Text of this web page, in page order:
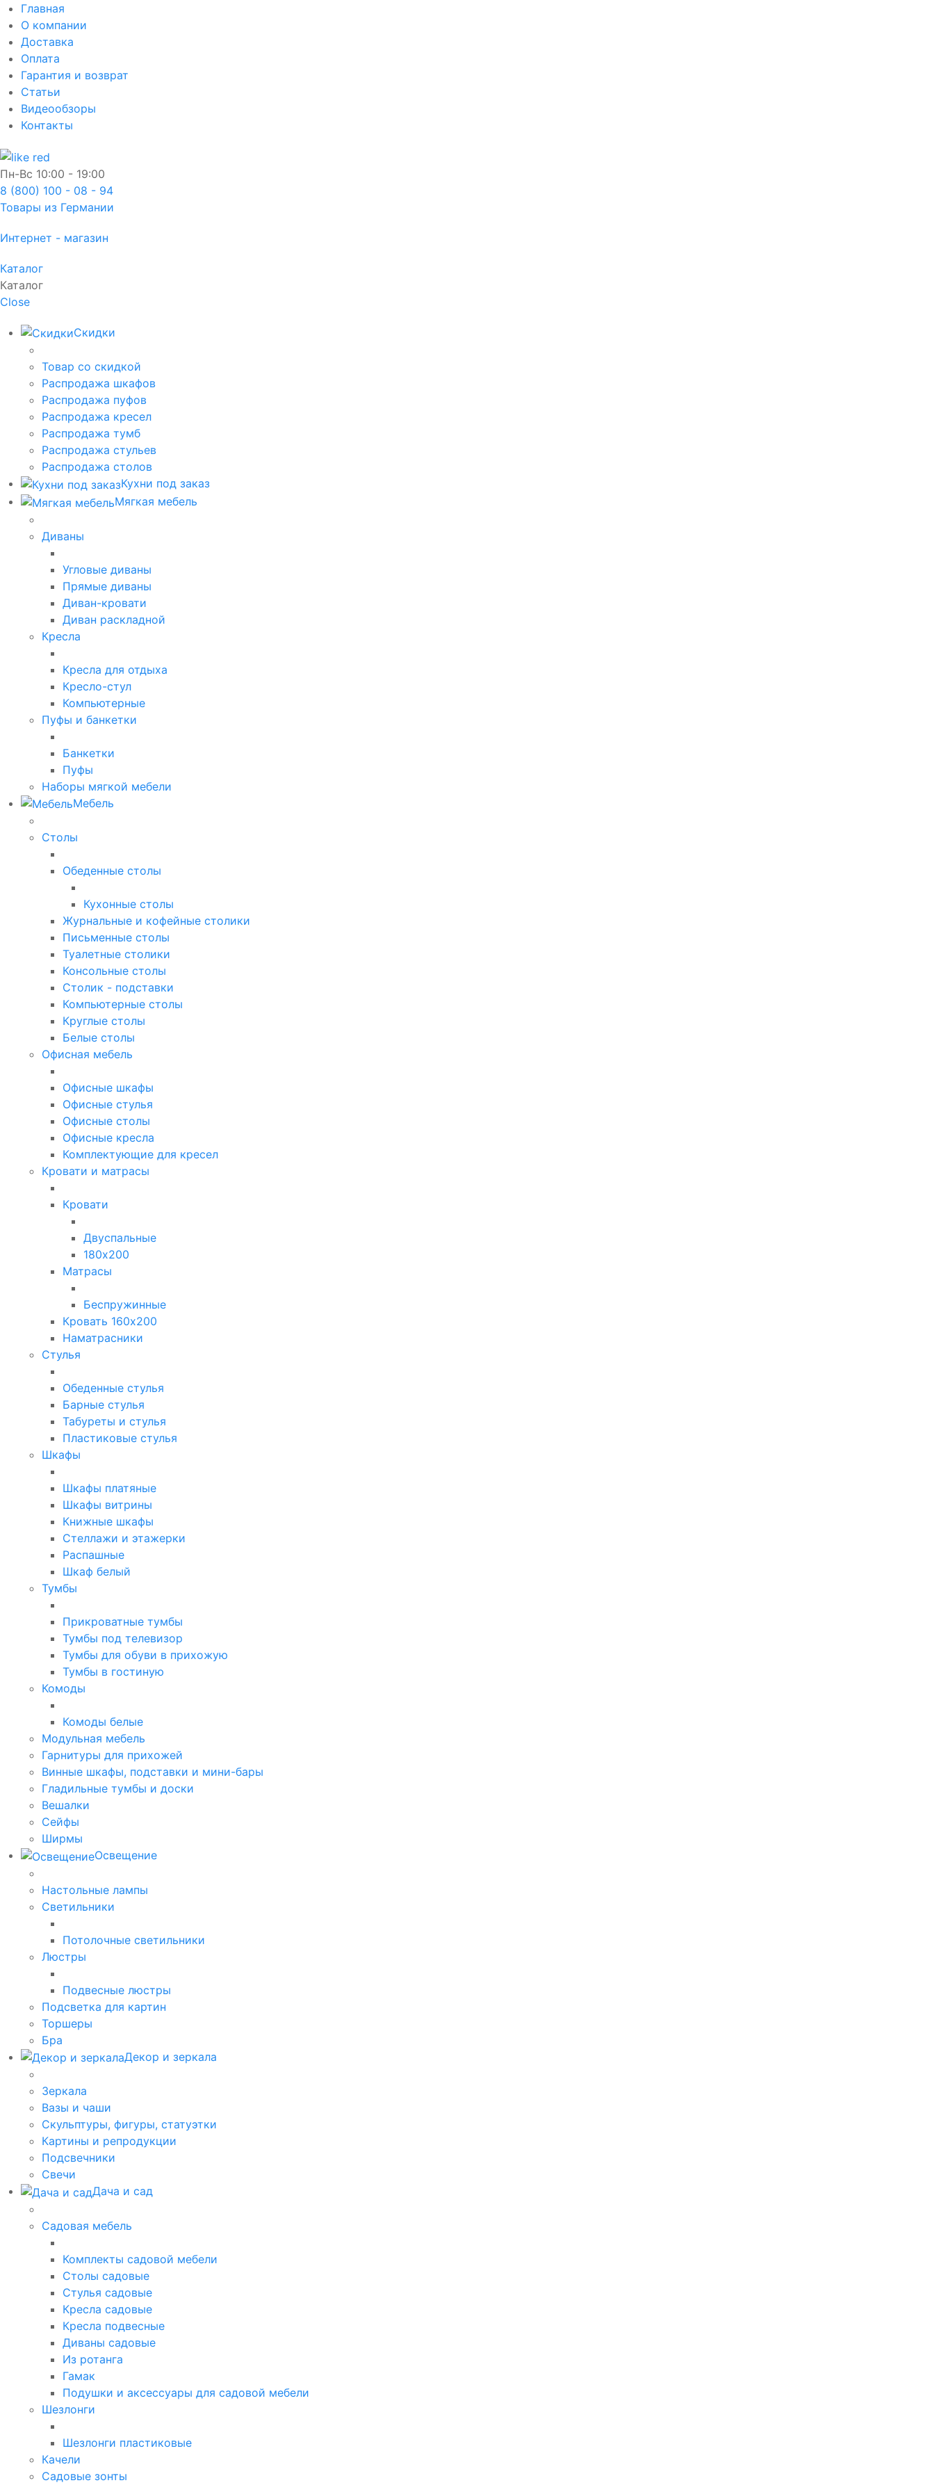
Главная
О компании
Доставка
Оплата
Гарантия и возврат
Статьи
Видеообзоры
Контакты
Пн-Вс 10:00 - 19:00
8 (800) 100 - 08 - 94
Товары из Германии
Интернет - магазин
Каталог
Каталог
Close
Скидки
Товар со скидкой
Распродажа шкафов
Распродажа пуфов
Распродажа кресел
Распродажа тумб
Распродажа стульев
Распродажа столов
Кухни под заказ
Мягкая мебель
Диваны
Угловые диваны
Прямые диваны
Диван-кровати
Диван раскладной
Кресла
Кресла для отдыха
Кресло-стул
Компьютерные
Пуфы и банкетки
Банкетки
Пуфы
Наборы мягкой мебели
Мебель
Столы
Обеденные столы
Кухонные столы
Журнальные и кофейные столики
Письменные столы
Туалетные столики
Консольные столы
Столик - подставки
Компьютерные столы
Круглые столы
Белые столы
Офисная мебель
Офисные шкафы
Офисные стулья
Офисные столы
Офисные кресла
Комплектующие для кресел
Кровати и матрасы
Кровати
Двуспальные
180х200
Матрасы
Беспружинные
Кровать 160х200
Наматрасники
Стулья
Обеденные стулья
Барные стулья
Табуреты и стулья
Пластиковые стулья
Шкафы
Шкафы платяные
Шкафы витрины
Книжные шкафы
Стеллажи и этажерки
Распашные
Шкаф белый
Тумбы
Прикроватные тумбы
Тумбы под телевизор
Тумбы для обуви в прихожую
Тумбы в гостиную
Комоды
Комоды белые
Модульная мебель
Гарнитуры для прихожей
Винные шкафы, подставки и мини-бары
Гладильные тумбы и доски
Вешалки
Сейфы
Ширмы
Освещение
Настольные лампы
Светильники
Потолочные светильники
Люстры
Подвесные люстры
Подсветка для картин
Торшеры
Бра
Декор и зеркала
Зеркала
Вазы и чаши
Скульптуры, фигуры, статуэтки
Картины и репродукции
Подсвечники
Свечи
Дача и сад
Садовая мебель
Комплекты садовой мебели
Столы садовые
Стулья садовые
Кресла садовые
Кресла подвесные
Диваны садовые
Из ротанга
Гамак
Подушки и аксессуары для садовой мебели
Шезлонги
Шезлонги пластиковые
Качели
Садовые зонты